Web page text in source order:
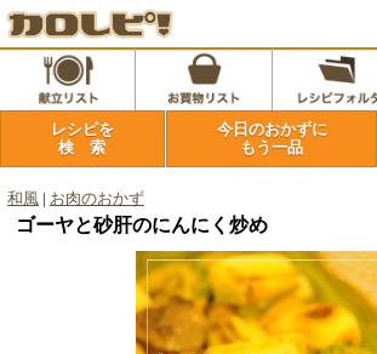
レシピを
検 索
今日のおかずに
もう一品
和風 お肉のおかず
ゴーヤと砂肝のにんにく炒め